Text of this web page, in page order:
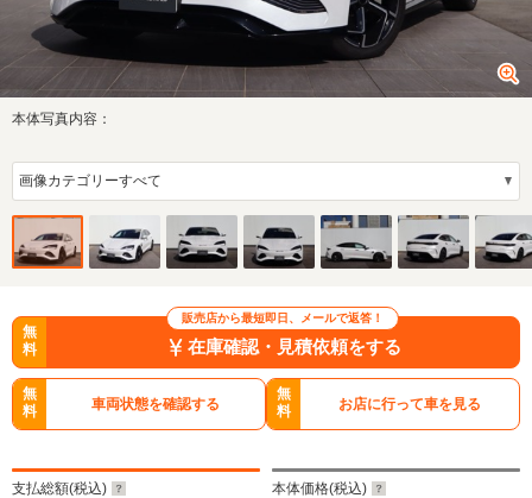
本体写真内容：
販売店から最短即日、メールで返答！
無
料
在庫確認・見積依頼をする
無
料
車両状態を確認する
無
料
お店に行って車を見る
支払総額(税込) 本体価格(税込)